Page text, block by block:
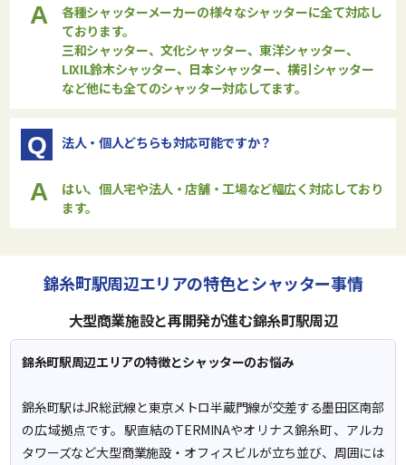
A
各種シャッターメーカーの様々なシャッターに全て対応し
ております。
三和シャッター、文化シャッター、東洋シャッター、
LIXIL鈴木シャッター、日本シャッター、横引シャッター
など他にも全てのシャッター対応してます。
Q 法人・個人どちらも対応可能ですか？
A
はい、個人宅や法人・店舗・工場など幅広く対応しており
ます。
錦糸町駅周辺エリアの特色とシャッター事情
大型商業施設と再開発が進む錦糸町駅周辺
錦糸町駅周辺エリアの特徴とシャッターのお悩み
錦糸町駅はJR総武線と東京メトロ半蔵門線が交差する墨田区南部
の広域拠点です。駅直結のTERMINAやオリナス錦糸町、アルカ
タワーズなど大型商業施設・オフィスビルが立ち並び、周囲には